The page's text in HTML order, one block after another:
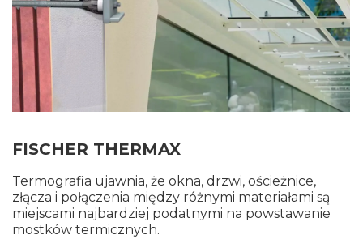
FISCHER THERMAX
Termografia ujawnia, że okna, drzwi, ościeżnice,
złącza i połączenia między różnymi materiałami są
miejscami najbardziej podatnymi na powstawanie
mostków termicznych.